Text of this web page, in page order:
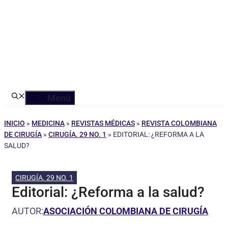
Menú
INICIO » MEDICINA » REVISTAS MÉDICAS » REVISTA COLOMBIANA
DE CIRUGÍA » CIRUGÍA. 29 NO. 1 » EDITORIAL: ¿REFORMA A LA
SALUD?
CIRUGÍA. 29 NO. 1
Editorial: ¿Reforma a la salud?
AUTOR:ASOCIACIÓN COLOMBIANA DE CIRUGÍA